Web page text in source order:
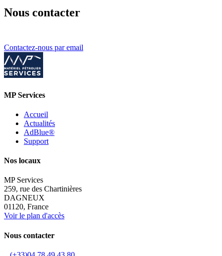
Nous contacter
Contactez-nous par email
MP Services
Accueil
Actualités
AdBlue®
Support
Nos locaux
MP Services
259, rue des Chartinières
DAGNEUX
01120, France
Voir le plan d'accès
Nous contacter